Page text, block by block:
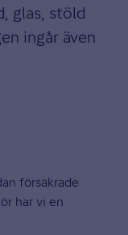
glas, stöld
ingår även
försäkrade
har vi en